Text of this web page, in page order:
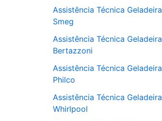
Assistência Técnica Geladeira
Smeg
Assistência Técnica Geladeira
Bertazzoni
Assistência Técnica Geladeira
Philco
Assistência Técnica Geladeira
Whirlpool